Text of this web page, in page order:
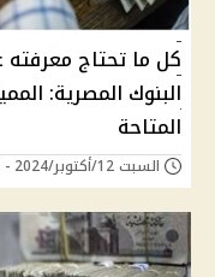
كل ما تحتاج
البنوك المصرية:
المتاحة
السبت 12/أكتوبر/2024 - 07:24 م